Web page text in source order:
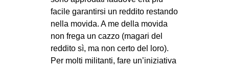
facile garantirsi un reddito restando
nella movida. A me della movida
non frega un cazzo (magari del
reddito sì, ma non certo del loro).
Per molti militanti, fare un’iniziativa